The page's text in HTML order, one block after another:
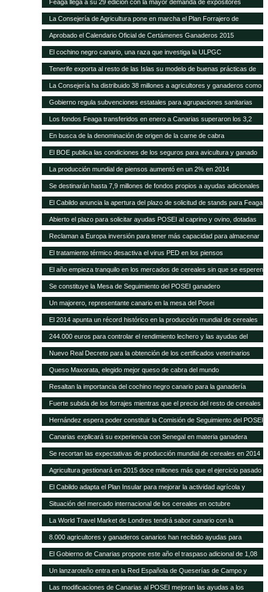
Feaga llega a su 29 edición con la mayor demanda de expositores
La Consejería de Agricultura pone en marcha el Plan Forrajero de
Canarias
Aprobado el Calendario Oficial de Certámenes Ganaderos 2015
El cochino negro canario, una raza que investiga la ULPGC
Tenerife exporta al resto de las Islas su modelo de buenas prácticas de
higiene para queserías
La Consejería ha distribuido 38 millones a agricultores y ganaderos como
ayudas adicionales POSEI
Gobierno regula subvenciones estatales para agrupaciones sanitarias
ganaderas
Los fondos Feaga transferidos en enero a Canarias superaron los 3,2
millones
En busca de la denominación de origen de la carne de cabra
El BOE publica las condiciones de los seguros para avicultura y ganado
equino
La producción mundial de piensos aumentó en un 2% en 2014
Se destinarán hasta 7,9 millones de fondos propios a ayudas adicionales
de diversas líneas POSEI
El Cabildo anuncia la apertura del plazo de solicitud de stands para Feaga
2015
Abierto el plazo para solicitar ayudas POSEI al caprino y ovino, dotadas
con seis millones de euros
Reclaman a Europa inversión para tener más capacidad para almacenar
cereal y oleaginosas
El tratamiento térmico desactiva el virus PED en los piensos
El año empieza tranquilo en los mercados de cereales sin que se esperen
cambios en meses
Se constituye la Mesa de Seguimiento del POSEI ganadero
Un majorero, representante canario en la mesa del Posei
El 2014 apunta un récord histórico en la producción mundial de cereales
244.000 euros para controlar el rendimiento lechero y las ayudas del
POSEI
Nuevo Real Decreto para la obtención de los certificados veterinarios
para comercio exterior
Queso Maxorata, elegido mejor queso de cabra del mundo
Resaltan la importancia del cochino negro canario para la ganadería
isleña
Fuerte subida de los forrajes mientras que el precio del resto de cereales
se mantiene fijo
Hernández espera poder constituir la Comisión de Seguimiento del POSEI
ganadero antes de finales de año
Canarias explicará su experiencia con Senegal en materia ganadera
Se recortan las expectativas de producción mundial de cereales en 2014
a pesar de las cosechas récord de maíz y trigo
Agricultura gestionará en 2015 doce millones más que el ejercicio pasado
y alcanza los 418,9 millones de euros
El Cabildo adapta el Plan Insular para mejorar la actividad agrícola y
ganadera
Situación del mercado internacional de los cereales en octubre
La World Travel Market de Londres tendrá sabor canario con la
promoción de sus quesos y vinos
8.000 agricultores y ganaderos canarios han recibido ayudas para
desarrollo rural
El Gobierno de Canarias propone este año el traspaso adicional de 1,08
millones del REA a la ganadería de las islas
Un lanzaroteño entra en la Red Española de Queserías de Campo y
Artesanas
Las modificaciones de Canarias al POSEI mejoran las ayudas a los